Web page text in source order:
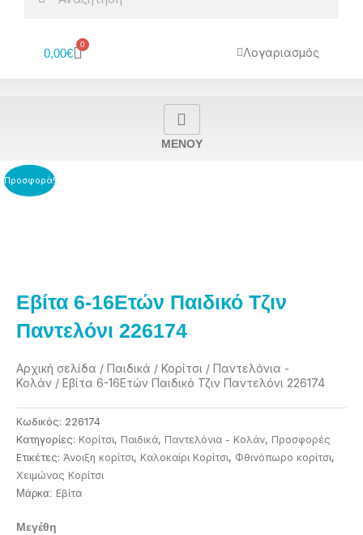
0,00€
0
Cart Λογαριασμός
MENOY
Προσφορά!
Εβίτα 6-16Ετών Παιδικό Τζιν
Παντελόνι 226174
Αρχική σελίδα / Παιδικά / Κορίτσι / Παντελόνια -
Κολάν / Εβίτα 6-16Ετών Παιδικό Τζιν Παντελόνι 226174
Κωδικός: 226174
Κατηγορίες: Κορίτσι, Παιδικά, Παντελόνια - Κολάν, Προσφορές
Ετικέτες: Άνοιξη κορίτσι, Καλοκαίρι Κορίτσι, Φθινόπωρο κορίτσι,
Χειμώνας Κορίτσι
Μάρκα: Eβίτα
Μεγέθη
Εβίτα